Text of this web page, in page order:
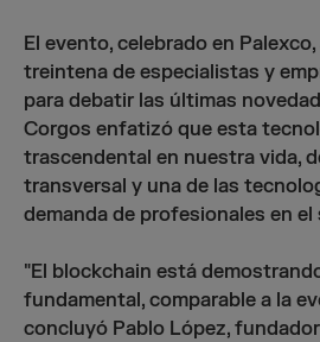
El evento, celebrado en
treintena de especialistas y
para debatir las últimas
Corgos enfatizó que esta
trascendental en nuestra vida,
transversal y una de las
demanda de profesionales en el
"El blockchain está
fundamental, comparable a la
concluyó Pablo López,